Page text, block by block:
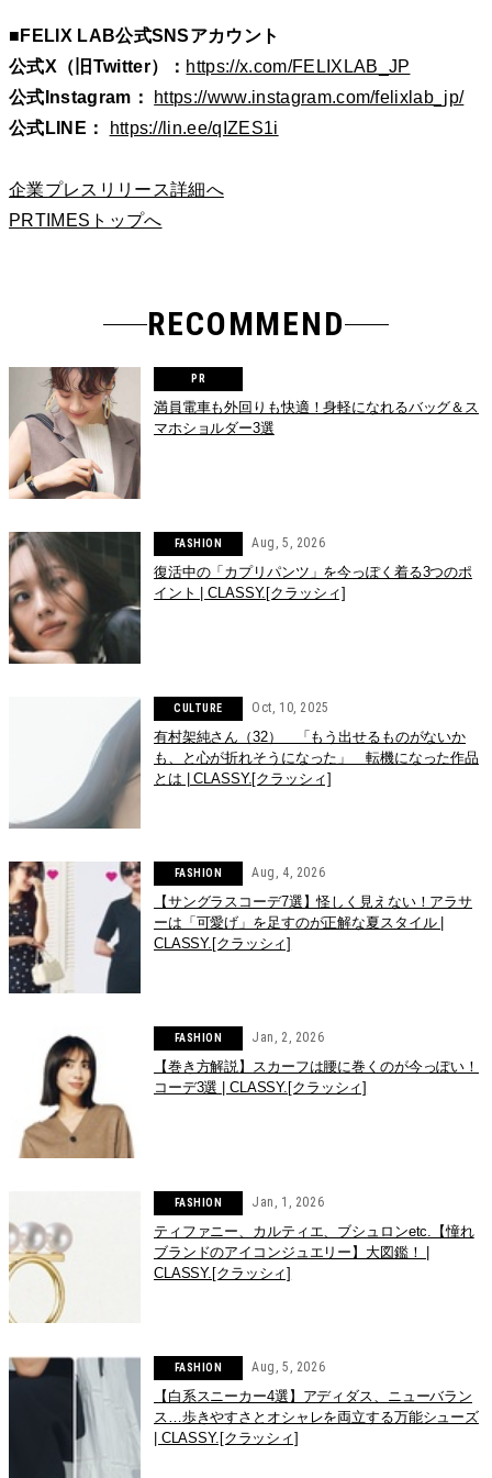
■FELIX LAB公式SNSアカウント
公式X（旧Twitter）： https://x.com/FELIXLAB_JP
公式Instagram：
https://www.instagram.com/felixlab_jp/
公式LINE：
https://lin.ee/qIZES1i
企業プレスリリース詳細へ
PRTIMESトップへ
RECOMMEND
満員電車も外回りも快適！身軽になれるバッグ＆ス
マホショルダー3選
FASHION Aug, 5, 2026
復活中の「カプリパンツ」を今っぽく着る3つのポ
イント | CLASSY.[クラッシィ]
CULTURE Oct, 10, 2025
有村架純さん（32） 「もう出せるものがないか
も、と心が折れそうになった」 転機になった作品
とは | CLASSY.[クラッシィ]
FASHION Aug, 4, 2026
【サングラスコーデ7選】怪しく見えない！アラサ
ーは「可愛げ」を足すのが正解な夏スタイル |
CLASSY.[クラッシィ]
FASHION Jan, 2, 2026
【巻き方解説】スカーフは腰に巻くのが今っぽい！
コーデ3選 | CLASSY.[クラッシィ]
FASHION Jan, 1, 2026
ティファニー、カルティエ、ブシュロンetc.【憧れ
ブランドのアイコンジュエリー】大図鑑！ |
CLASSY.[クラッシィ]
FASHION Aug, 5, 2026
【白系スニーカー4選】アディダス、ニューバラン
ス…歩きやすさとオシャレを両立する万能シューズ
| CLASSY.[クラッシィ]